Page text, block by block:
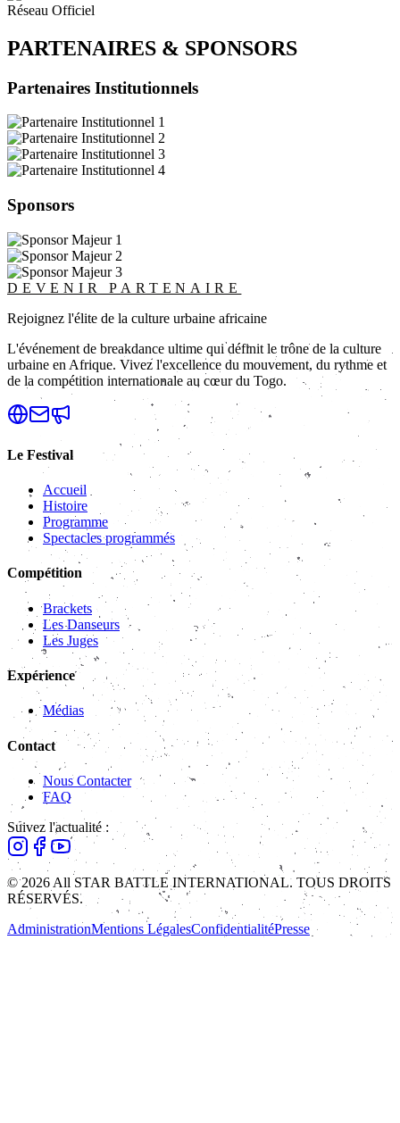
Réseau Officiel
PARTENAIRES & SPONSORS
Partenaires Institutionnels
Sponsors
DEVENIR PARTENAIRE
Rejoignez l'élite de la culture urbaine africaine
L'événement de breakdance ultime qui définit le trône de la culture
urbaine en Afrique. Vivez l'excellence du mouvement, du rythme et
de la compétition internationale au cœur du Togo.
Le Festival
Accueil
Histoire
Programme
Spectacles programmés
Compétition
Brackets
Les Danseurs
Les Juges
Expérience
Médias
Contact
Nous Contacter
FAQ
Suivez l'actualité :
© 2026 All STAR BATTLE INTERNATIONAL. TOUS DROITS
RÉSERVÉS.
AdministrationMentions LégalesConfidentialitéPresse